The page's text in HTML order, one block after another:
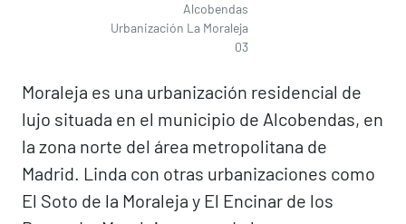
Alcobendas
Urbanización La Moraleja
03
Moraleja es una urbanización residencial de
lujo situada en el municipio de Alcobendas, en
la zona norte del área metropolitana de
Madrid. Linda con otras urbanizaciones como
El Soto de la Moraleja y El Encinar de los